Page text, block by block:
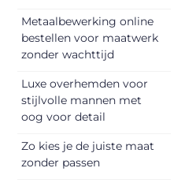
Metaalbewerking online
bestellen voor maatwerk
zonder wachttijd
Luxe overhemden voor
stijlvolle mannen met
oog voor detail
Zo kies je de juiste maat
zonder passen